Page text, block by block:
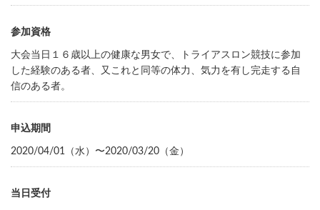
参加資格
大会当日１６歳以上の健康な男女で、トライアスロン競技に参加
した経験のある者、又これと同等の体力、気力を有し完走する自
信のある者。
申込期間
2020/04/01（水）〜2020/03/20（金）
当日受付